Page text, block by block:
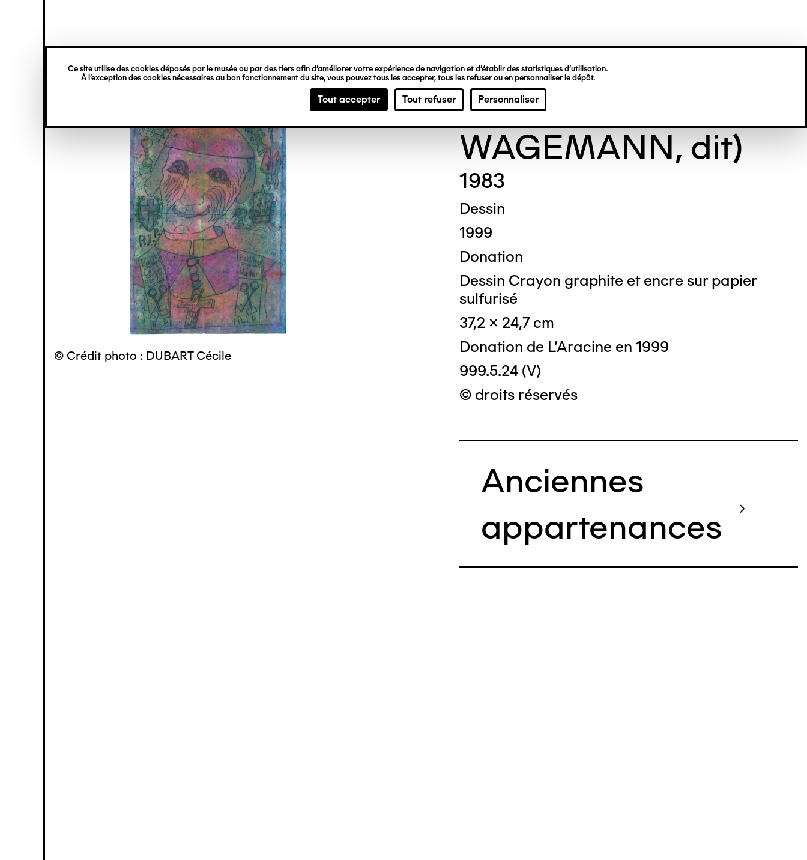
Ce site utilise des cookies déposés par le musée ou par des tiers afin d’améliorer votre expérience de navigation et d’établir des statistiques d’utilisation.
À l’exception des cookies nécessaires au bon fonctionnement du site, vous pouvez tous les accepter, tous les refuser ou en personnaliser le dépôt.
Tout accepter Tout refuser Personnaliser
principal
verticale
© Crédit photo : DUBART Cécile
THEO (Theodor
WAGEMANN, dit)
1983
Dessin
1999
Donation
Dessin Crayon graphite et encre sur papier
sulfurisé
37,2 x 24,7 cm
Donation de L'Aracine en 1999
999.5.24 (V)
© droits réservés
Anciennes
appartenances